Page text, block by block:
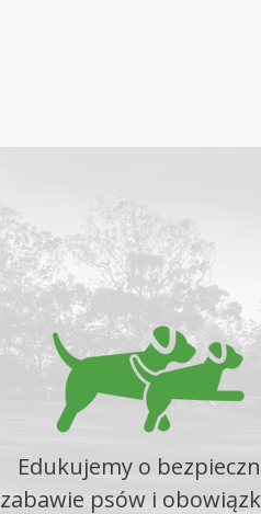
Edukujemy o
zabawie psów i